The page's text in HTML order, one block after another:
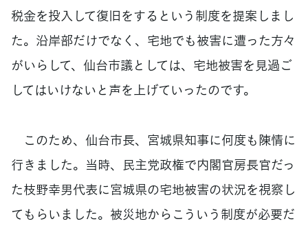
税金を投入して復旧をするという制度を提案しまし
た。沿岸部だけでなく、宅地でも被害に遭った方々
がいらして、仙台市議としては、宅地被害を見過ご
してはいけないと声を上げていったのです。
このため、仙台市長、宮城県知事に何度も陳情に
行きました。当時、民主党政権で内閣官房長官だっ
た枝野幸男代表に宮城県の宅地被害の状況を視察し
てもらいました。被災地からこういう制度が必要だ